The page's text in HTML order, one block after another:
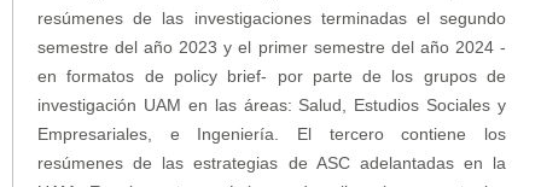
resúmenes de las investigaciones terminadas el segundo
semestre del año 2023 y el primer semestre del año 2024 -
en formatos de policy brief- por parte de los grupos de
investigación UAM en las áreas: Salud, Estudios Sociales y
Empresariales, e Ingeniería. El tercero contiene los
resúmenes de las estrategias de ASC adelantadas en la